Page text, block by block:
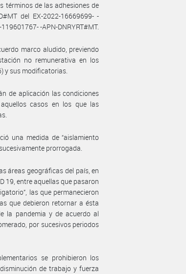
términos de las adhesiones de
del EX-2022-16669699- -
-APN-DNRYRT#MT.
marco aludido, previendo
no remunerativa en los
y sus modificatorias.
de aplicación las condiciones
casos en los que las
una medida de “aislamiento
prorrogada.
áreas geográficas del país, en
19, entre aquellas que pasaron
las que permanecieron
que debieron retornar a ésta
la pandemia y de acuerdo al
por sucesivos periodos
se prohibieron los
de trabajo y fuerza